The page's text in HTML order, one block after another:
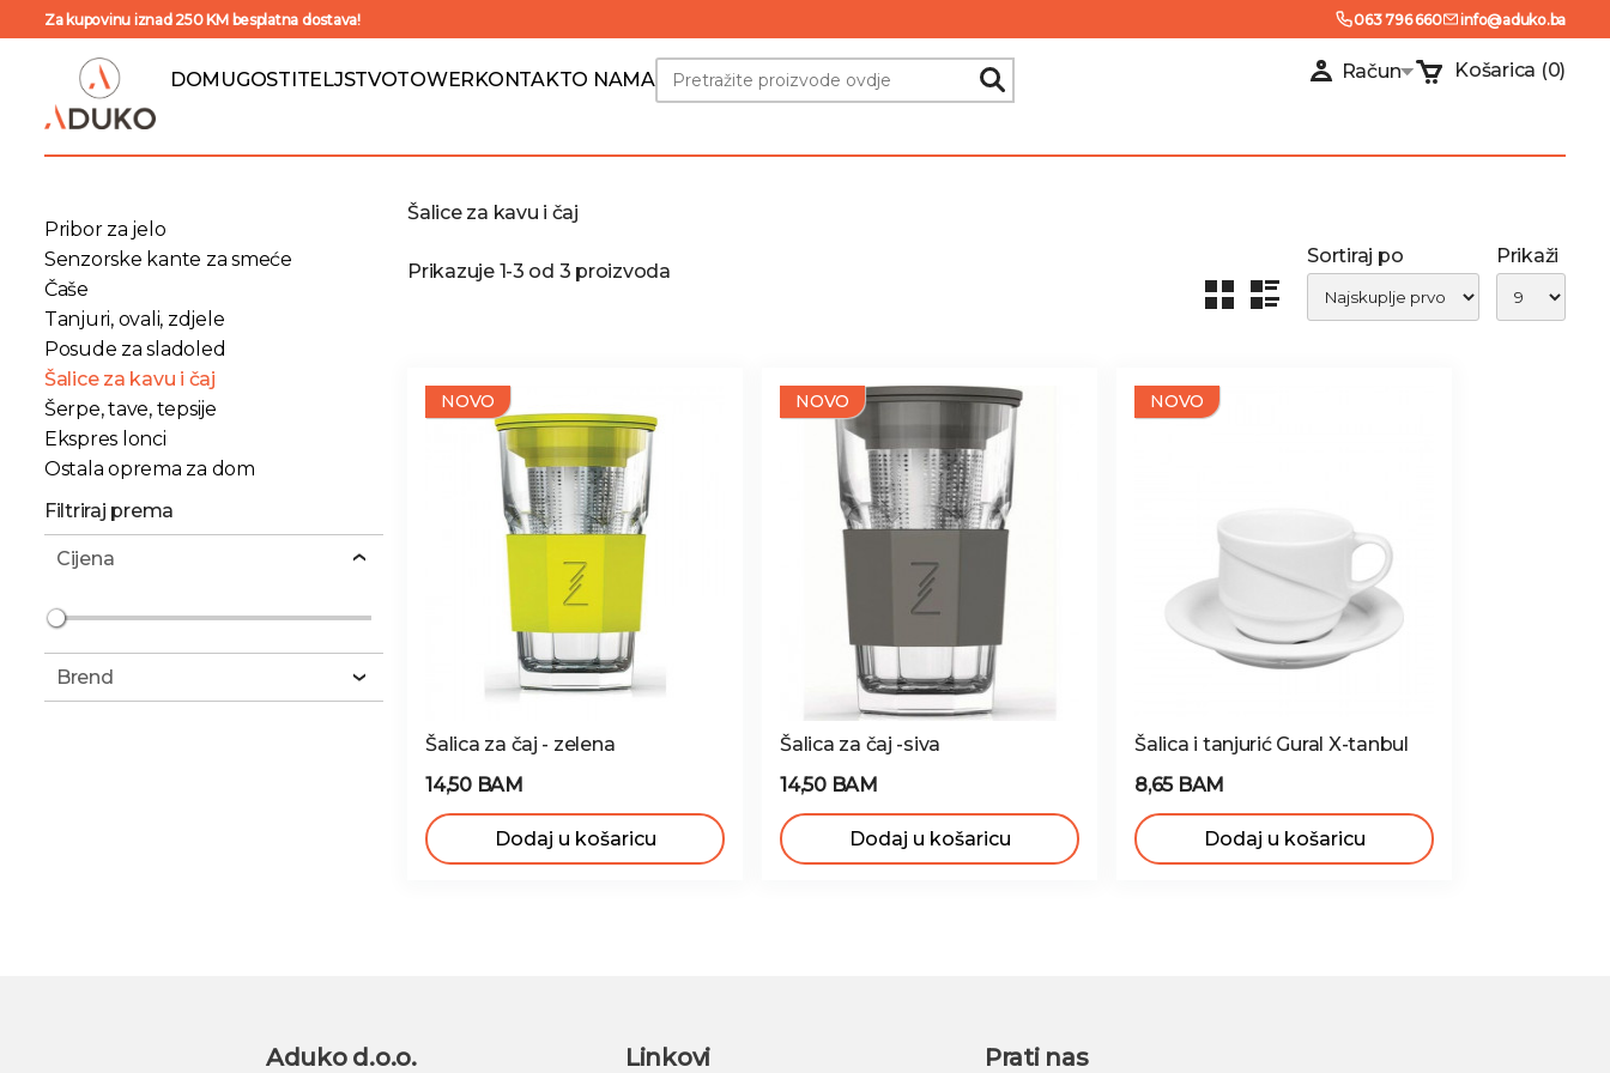
Za kupovinu iznad 250 KM besplatna dostava! 063 796 660 info@aduko.ba
DOM UGOSTITELJSTVOTOWERKONTAKTO NAMA Search Račun Košarica (0)
Pribor za jelo
Senzorske kante za smeće
Čaše
Tanjuri, ovali, zdjele
Posude za sladoled
Šalice za kavu i čaj
Šerpe, tave, tepsije
Ekspres lonci
Ostala oprema za dom
Filtriraj prema
Cijena
Brend
Šalice za kavu i čaj
Prikazuje 1-3 od 3 proizvoda
Sortiraj po Prikaži
NOVO
Šalica za čaj - zelena
14,50 BAM
Dodaj u košaricu
NOVO
Šalica za čaj -siva
14,50 BAM
Dodaj u košaricu
NOVO
Šalica i tanjurić Gural X-tanbul
8,65 BAM
Dodaj u košaricu
Aduko d.o.o. Linkovi Prati nas